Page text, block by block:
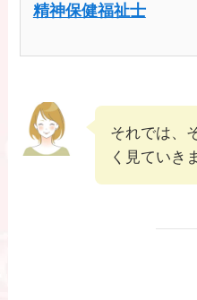
精神保健福祉士
それでは、
く見ていき